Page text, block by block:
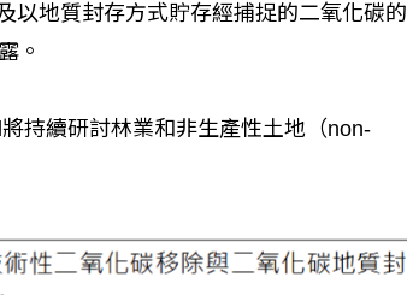
以地質封存方式貯存經捕捉的二氧化碳
。
持續研討林業和非生產性土地（non-